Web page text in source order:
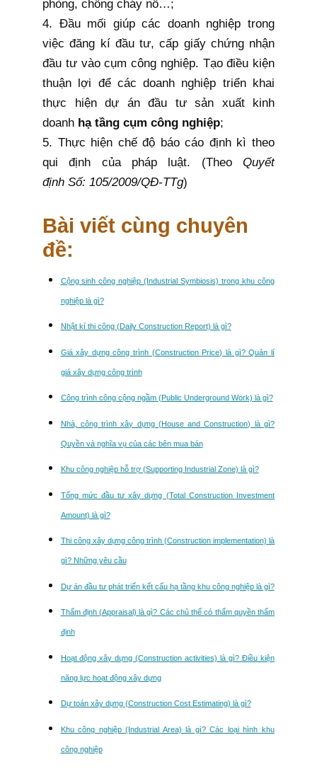
phòng, chống cháy nổ…;
4. Đầu mối giúp các doanh nghiệp trong
việc đăng kí đầu tư, cấp giấy chứng nhận
đầu tư vào cụm công nghiệp. Tạo điều kiện
thuận lợi để các doanh nghiệp triển khai
thực hiện dự án đầu tư sản xuất kinh
doanh hạ tầng cụm công nghiệp;
5. Thực hiện chế độ báo cáo định kì theo
qui định của pháp luật. (TheoQuyết
định Số: 105/2009/QĐ-TTg)
Bài viết cùng chuyên
đề:
Cộng sinh công nghiệp (Industrial Symbiosis) trong khu công
nghiệp là gì?
Nhật kí thi công (Daily Construction Report) là gì?
Giá xây dựng công trình (Construction Price) là gì? Quản lí
giá xây dựng công trình
Công trình công cộng ngầm (Public Underground Work) là gì?
Nhà, công trình xây dựng (House and Construction) là gì?
Quyền và nghĩa vụ của các bên mua bán
Khu công nghiệp hỗ trợ (Supporting Industrial Zone) là gì?
Tổng mức đầu tư xây dựng (Total Construction Investment
Amount) là gì?
Thi công xây dựng công trình (Construction implementation) là
gì? Những yêu cầu
Dự án đầu tư phát triển kết cấu hạ tầng khu công nghiệp là gì?
Thẩm định (Appraisal) là gì? Các chủ thể có thẩm quyền thẩm
định
Hoạt động xây dựng (Construction activities) là gì? Điều kiện
năng lực hoạt động xây dựng
Dự toán xây dựng (Construction Cost Estimating) là gì?
Khu công nghiệp (Industrial Area) là gì? Các loại hình khu
công nghiệp